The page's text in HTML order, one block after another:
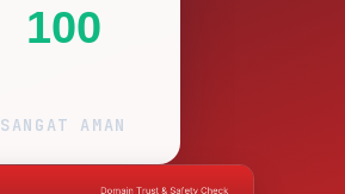
100
SANGAT AMAN